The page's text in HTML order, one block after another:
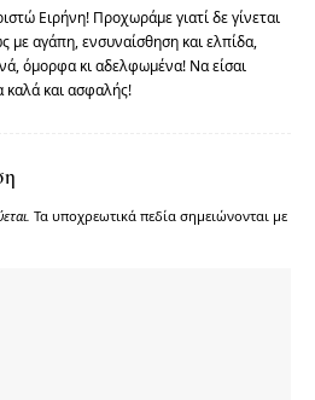
Ειρήνη! Προχωράμε γιατί δε γίνεται
με αγάπη, ενσυναίσθηση και ελπίδα,
όμορφα κι αδελφωμένα! Να είσαι
καλά και ασφαλής!
Τα υποχρεωτικά πεδία σημειώνονται με